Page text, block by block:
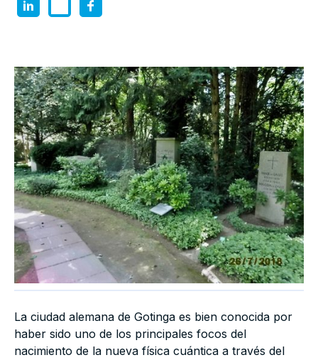
La ciudad alemana de Gotinga es bien conocida por
haber sido uno de los principales focos del
nacimiento de la nueva física cuántica a través del